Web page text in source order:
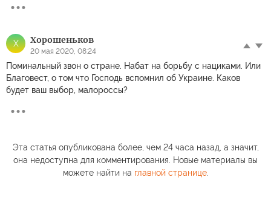
Х Хорошеньков
20 мая 2020, 08:24
Поминальный звон о стране. Набат на борьбу с нациками. Или
Благовест, о том что Господь вспомнил об Украине. Каков
будет ваш выбор, малороссы?
Эта статья опубликована более, чем 24 часа назад, а значит,
она недоступна для комментирования. Новые материалы вы
можете найти на главной странице.